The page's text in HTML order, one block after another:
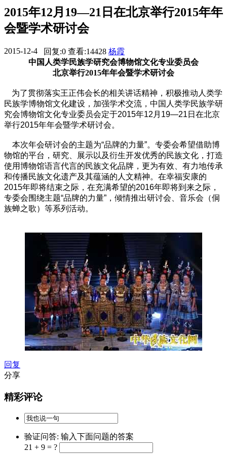
2015年12月19—21日在北京举行2015年年
会暨学术研讨会
2015-12-4
21:54:04
回复:0 查看:14428 杨霞
中国人类学民族学研究会博物馆文化专业委员会
北京举行2015年年会暨学术研讨会
为了贯彻落实王正伟会长的相关讲话精神，积极推动人类学
民族学博物馆文化建设，加强学术交流，中国人类学民族学研
究会博物馆文化专业委员会定于2015年12月19—21日在北京
举行2015年年会暨学术研讨会。
本次年会研讨会的主题为“品牌的力量”。专委会希望借助博
物馆的平台，研究、展示以及衍生开发优秀的民族文化，打造
使用博物馆语言代言的民族文化品牌，更为有效、有力地传承
和传播民族文化遗产及其蕴涵的人文精神。在幸福安康的
2015年即将结束之际，在充满希望的2016年即将到来之际，
专委会围绕主题“品牌的力量”，倾情推出研讨会、音乐会（侗
族蝉之歌）等系列活动。
回复
分享
精彩评论
验证问答: 输入下面问题的答案
21 + 9 = ?